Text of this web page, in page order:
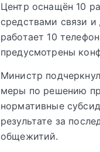
Центр оснащён 10
средствами связи
работает 10
предусмотрены
Министр
меры по решению
нормативные
результате за
общежитий.